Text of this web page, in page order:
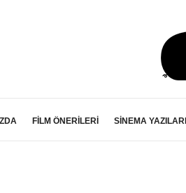
FİLM ÖNERİLERİ SİNEMA YAZILARI